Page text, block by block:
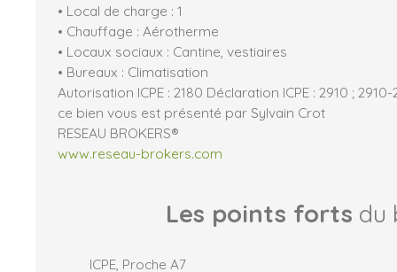
• Local de charge : 1
• Chauffage : Aérotherme
• Locaux sociaux : Cantine, vestiaires
• Bureaux : Climatisation
Autorisation ICPE : 2180 Déclaration ICPE : 2910 ; 2910-
ce bien vous est présenté par Sylvain Crot
RESEAU BROKERS®
www.reseau-brokers.com
Les points forts du
ICPE, Proche A7